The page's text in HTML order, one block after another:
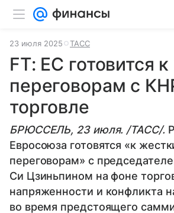
23 июля 2025 ТАСС
FT: ЕС готовится
переговорам с
торговле
БРЮССЕЛЬ, 23 июля. /ТАСС/.
Евросоюза готовятся «к
переговорам» с
Си Цзиньпином на фоне
напряженности и конфликта
во время предстоящего